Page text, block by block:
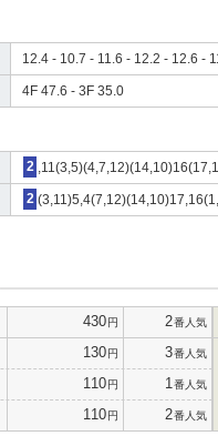
12.4 - 10.7 - 11.6 - 12.2 - 12.6 -
4F 47.6 - 3F 35.0
2
2
430円 2番人気
130円 3番人気
110円 1 番人気
110円 2番人気